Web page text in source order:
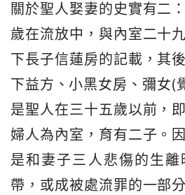
關於聖人娶妻的史實有二
歲在流放中，與內室二十
下長子信蓮房的記載，其
下益方、小黑女房、彌女(
是聖人在三十五歲以前，
婦人為內室，育有二子。
是和妻子三人悲傷的生
帶，或成被處流罪的一部